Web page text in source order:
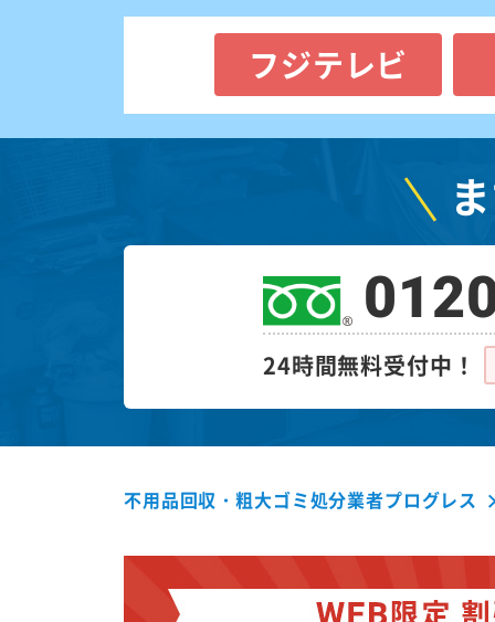
フジテレビ
24時間無料受付中！
不用品回収・粗大ゴミ処分業者プログレス